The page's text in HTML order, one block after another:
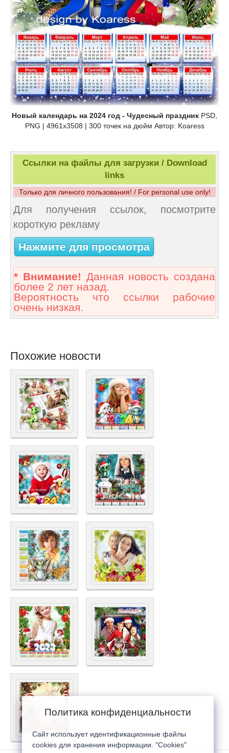
Новый календарь на 2024 год - Чудесный праздник PSD,
PNG | 4961x3508 | 300 точек на дюйм Автор: Koaress
Ссылки на файлы для загрузки / Download
links
Только для личного пользования! / For personal use only!
Для получения ссылок, посмотрите
короткую рекламу
Нажмите для просмотра
* Внимание! Данная новость создана
более 2 лет назад.
Вероятность что ссылки рабочие
очень низкая.
Похожие новости
Политика конфиденциальности
Сайт использует идентификационные файлы
cookies для хранения информации. "Cookies"